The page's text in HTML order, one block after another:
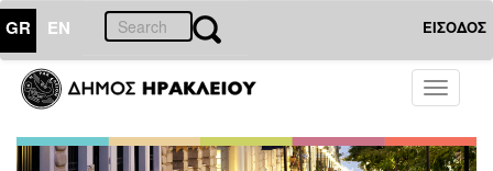
GR EN ΕΙΣΟΔΟΣ
Toggle
ΔΗΜΟΣ
Δελτία
Τύπου